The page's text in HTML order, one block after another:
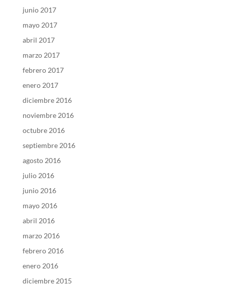
junio 2017
mayo 2017
abril 2017
marzo 2017
febrero 2017
enero 2017
diciembre 2016
noviembre 2016
octubre 2016
septiembre 2016
agosto 2016
julio 2016
junio 2016
mayo 2016
abril 2016
marzo 2016
febrero 2016
enero 2016
diciembre 2015